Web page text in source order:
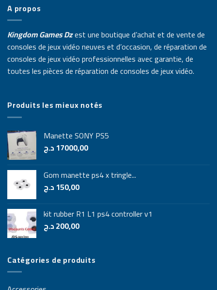
A propos
Kingdom Games Dzest une boutique d’achat et de vente de
consoles de jeux vidéo neuves et d’occasion, de réparation de
consoles de jeux vidéo professionnelles avec garantie, de
toutes les pièces de réparation de consoles de jeux vidéo.
Produits les mieux notés
Manette SONY PS5
17000,00د.ج
Gom manette ps4 x tringle...
150,00د.ج
kit rubber R1 L1 ps4 controller v1
200,00د.ج
Catégories de produits